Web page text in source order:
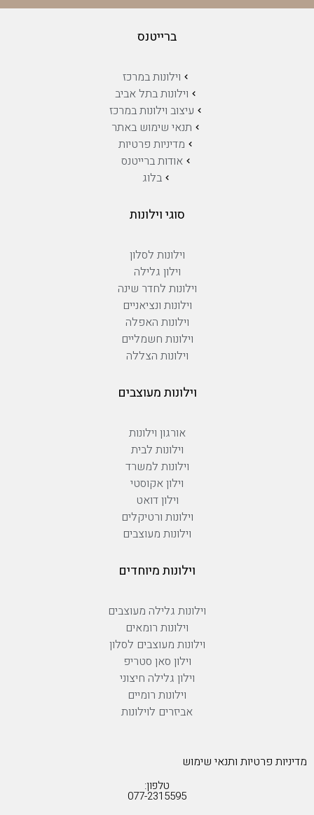
ברייטנס
וילונות במרכז
וילונות בתל אביב
עיצוב וילונות במרכז
תנאי שימוש באתר
מדיניות פרטיות
אודות ברייטנס
בלוג
סוגי וילונות
וילונות לסלון
וילון גלילה
וילונות לחדר שינה
וילונות ונציאניים
וילונות האפלה
וילונות חשמליים
וילונות הצללה
וילונות מעוצבים
אורגון וילונות
וילונות לבית
וילונות למשרד
וילון אקוסטי
וילון דואט
וילונות ורטיקלים
וילונות מעוצבים
וילונות מיוחדים
וילונות גלילה מעוצבים
וילונות רומאים
וילונות מעוצבים לסלון
וילון סאן סטריפ
וילון גלילה חיצוני
וילונות רומיים
אביזרים לוילונות
מדיניות פרטיות ותנאי שימוש
טלפון:
077-2315595